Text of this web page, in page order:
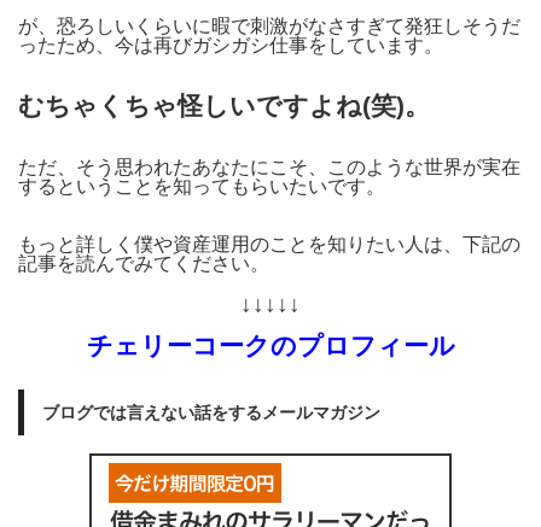
が、恐ろしいくらいに暇で刺激がなさすぎて発狂しそうだ
ったため、今は再びガシガシ仕事をしています。
むちゃくちゃ怪しいですよね(笑)。
ただ、そう思われたあなたにこそ、このような世界が実在
するということを知ってもらいたいです。
もっと詳しく僕や資産運用のことを知りたい人は、下記の
記事を読んでみてください。
↓↓↓↓↓
チェリーコークのプロフィール
ブログでは言えない話をするメールマガジン